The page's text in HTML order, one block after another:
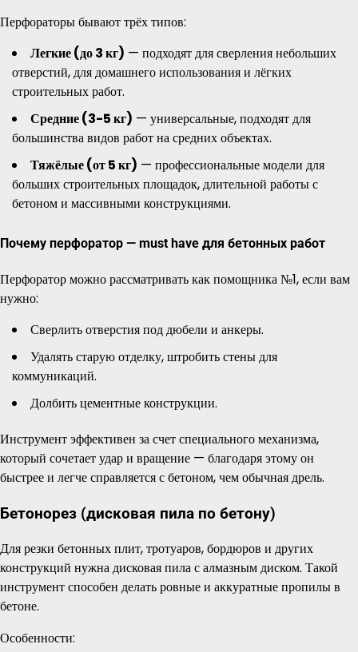
Перфораторы бывают трёх типов:
Легкие (до 3 кг) — подходят для сверления небольших
отверстий, для домашнего использования и лёгких
строительных работ.
Средние (3-5 кг) — универсальные, подходят для
большинства видов работ на средних объектах.
Тяжёлые (от 5 кг) — профессиональные модели для
больших строительных площадок, длительной работы с
бетоном и массивными конструкциями.
Почему перфоратор — must have для бетонных работ
Перфоратор можно рассматривать как помощника №1, если вам
нужно:
Сверлить отверстия под дюбели и анкеры.
Удалять старую отделку, штробить стены для
коммуникаций.
Долбить цементные конструкции.
Инструмент эффективен за счет специального механизма,
который сочетает удар и вращение — благодаря этому он
быстрее и легче справляется с бетоном, чем обычная дрель.
Бетонорез (дисковая пила по бетону)
Для резки бетонных плит, тротуаров, бордюров и других
конструкций нужна дисковая пила с алмазным диском. Такой
инструмент способен делать ровные и аккуратные пропилы в
бетоне.
Особенности: